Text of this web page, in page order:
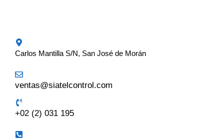
Carlos Mantilla S/N, San José de Morán
ventas@siatelcontrol.com
+02 (2) 031 195